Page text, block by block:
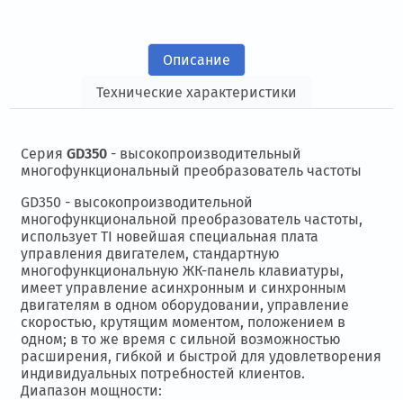
Описание
Технические характеристики
СерияGD350 - высокопроизводительный
многофункциональный преобразователь частоты
GD350 - высокопроизводительной
многофункциональной преобразователь частоты,
использует TI новейшая специальная плата
управления двигателем, стандартную
многофункциональную ЖК-панель клавиатуры,
имеет управление асинхронным и синхронным
двигателям в одном оборудовании, управление
скоростью, крутящим моментом, положением в
одном; в то же время с сильной возможностью
расширения, гибкой и быстрой для удовлетворения
индивидуальных потребностей клиентов.
Диапазон мощности: